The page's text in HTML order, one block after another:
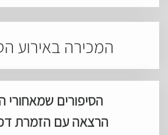
המכירה באירוע
הסיפורים שמאחורי
הרצאה עם הזמרת